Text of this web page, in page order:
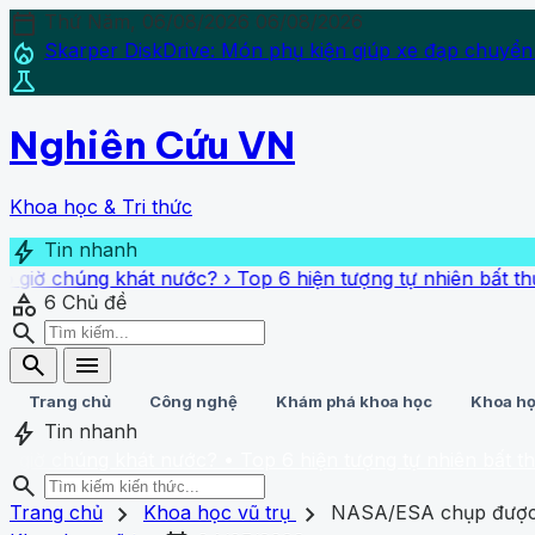
calendar_today Thứ Năm, 06/08/2026 06/08/2026
local_fire_department Skarper DiskDrive: Món phụ kiện giúp xe đạp
science
Nghiên Cứu VN
Khoa học & Tri thức
bolt Tin nhanh
khát nước?›Top 6 hiện tượng tự nhiên bất thường
category 6 Chủ đề
search
search
menu
Trang chủ Công nghệ Khám phá khoa học Khoa
bolt Tin nhanh
search
homeTrang chủ
search close
Trang chủ chevron_right Khoa học vũ trụ chevron_right
NASA/ESA chụp